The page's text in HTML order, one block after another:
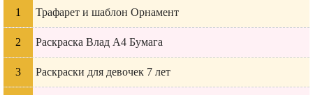
Трафарет и шаблон Орнамент
Раскраска Влад А4 Бумага
Раскраски для девочек 7 лет